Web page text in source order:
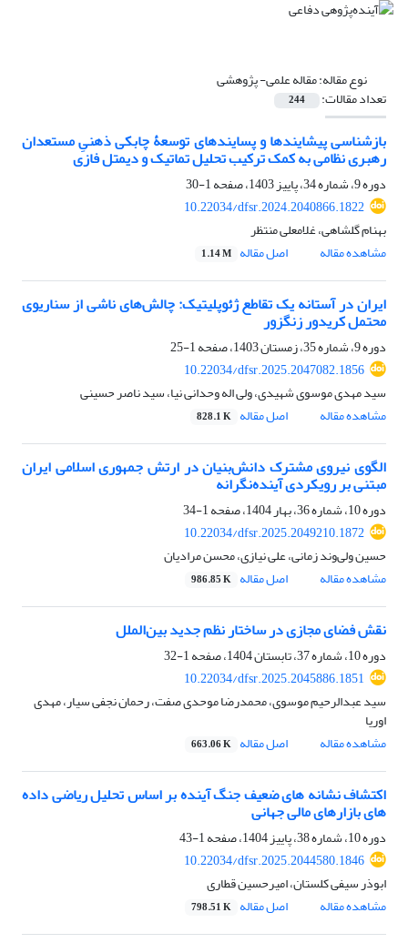
نوع مقاله:مقاله علمی- پژوهشی
تعداد مقالات: 244
بازشناسی پیشایندها و پسایندهای توسعۀ چابکی ذهنیِ مستعدان
رهبری نظامی به کمک ترکیب تحلیل تماتیک و دیمتل فازی
دوره 9، شماره 34، پاییز 1403، صفحه
1-30
10.22034/dfsr.2024.2040866.1822
بهنام گلشاهی، غلامعلی منتظر
مشاهده مقاله
اصل مقاله 1.14 M
ایران در آستانه یک تقاطع ژئوپلیتیک: چالش‌های ناشی از سناریوی
محتمل کریدور زنگزور
دوره 9، شماره 35، زمستان 1403، صفحه
1-25
10.22034/dfsr.2025.2047082.1856
سید مهدی موسوی شهیدی، ولی اله وحدانی نیا، سید ناصر حسینی
مشاهده مقاله
اصل مقاله 828.1 K
الگوی نیروی مشترک دانش‌بنیان در ارتش جمهوری اسلامی ایران
مبتنی بر رویکردی آینده‌نگرانه
دوره 10، شماره 36، بهار 1404، صفحه
1-34
10.22034/dfsr.2025.2049210.1872
حسین ولی‌وند زمانی، علی نیازی، محسن مرادیان
مشاهده مقاله
اصل مقاله 986.85 K
نقش فضای مجازی در ساختار نظم جدید بین‌الملل
دوره 10، شماره 37، تابستان 1404، صفحه
1-32
10.22034/dfsr.2025.2045886.1851
سید عبدالرحیم موسوی، محمدرضا موحدی صفت، رحمان نجفی سیار، مهدی
اوریا
مشاهده مقاله
اصل مقاله 663.06 K
اکتشاف نشانه های ضعیف جنگ آینده بر اساس تحلیل ریاضی داده
های بازارهای مالی جهانی
دوره 10، شماره 38، پاییز 1404، صفحه
1-43
10.22034/dfsr.2025.2044580.1846
ابوذر سیفی کلستان، امیرحسین قطاری
مشاهده مقاله
اصل مقاله 798.51 K